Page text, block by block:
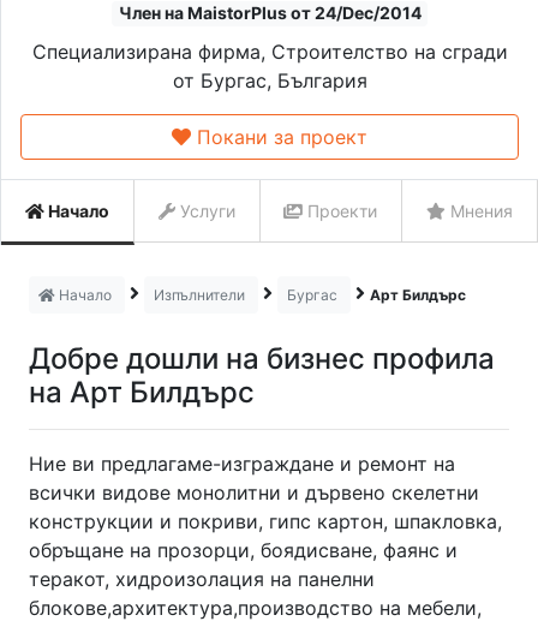
Член на MaistorPlus от 24/Dec/2014
Специализирана фирма, Строителство на сгради
от Бургас, България
Покани за проект
Начало Услуги Проекти Мнения
Начало Изпълнители Бургас Арт Билдърс
Добре дошли на бизнес профила
на Арт Билдърс
Ние ви предлагаме-изграждане и ремонт на
всички видове монолитни и дървено скелетни
конструкции и покриви, гипс картон, шпакловка,
обръщане на прозорци, боядисване, фаянс и
теракот, хидроизолация на панелни
блокове,архитектура,производство на мебели,